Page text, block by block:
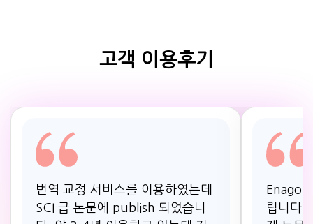
고객 이용후기
번역 교정 서비스를 이용하였는데
SCI 급 논문에 publish 되었습니
Enago
립니다!